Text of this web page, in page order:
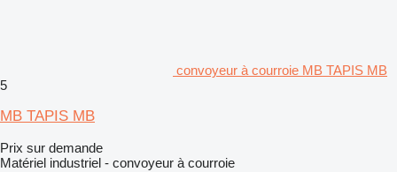
convoyeur à courroie MB TAPIS MB
5
MB TAPIS MB
Prix sur demande
Matériel industriel - convoyeur à courroie